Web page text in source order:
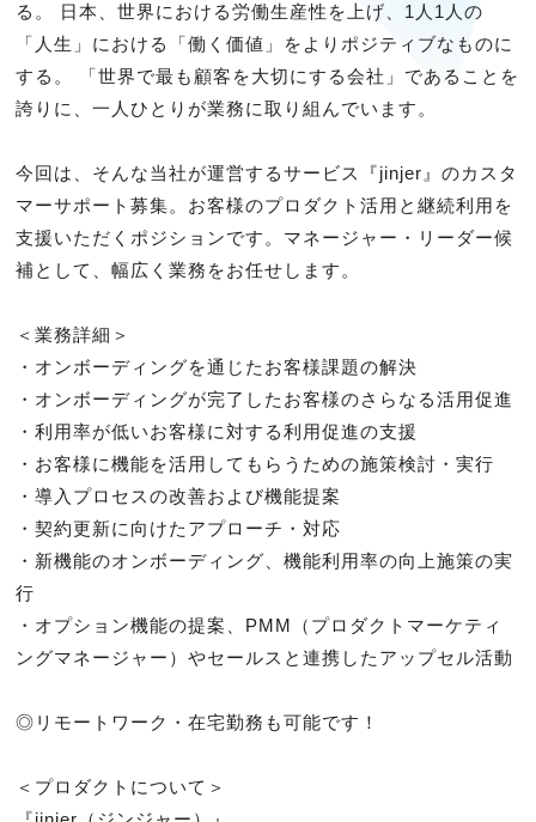
る。 日本、世界における労働生産性を上げ、1人1人の
「人生」における「働く価値」をよりポジティブなものに
する。 「世界で最も顧客を大切にする会社」であることを
誇りに、一人ひとりが業務に取り組んでいます。
今回は、そんな当社が運営するサービス『jinjer』のカスタ
マーサポート募集。お客様のプロダクト活用と継続利用を
支援いただくポジションです。マネージャー・リーダー候
補として、幅広く業務をお任せします。
＜業務詳細＞
・オンボーディングを通じたお客様課題の解決
・オンボーディングが完了したお客様のさらなる活用促進
・利用率が低いお客様に対する利用促進の支援
・お客様に機能を活用してもらうための施策検討・実行
・導入プロセスの改善および機能提案
・契約更新に向けたアプローチ・対応
・新機能のオンボーディング、機能利用率の向上施策の実
行
・オプション機能の提案、PMM（プロダクトマーケティ
ングマネージャー）やセールスと連携したアップセル活動
◎リモートワーク・在宅勤務も可能です！
＜プロダクトについて＞